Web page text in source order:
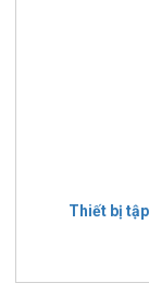
Thiết bị